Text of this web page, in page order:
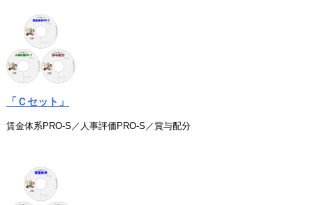
「Ｃセット」
賃金体系PRO-S／人事評価PRO-S／賞与配分